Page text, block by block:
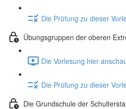
Die Prüfung zu dieser
Übungsgruppen der oberen
Die Vorlesung hier
Die Prüfung zu dieser
Die Grundschule der